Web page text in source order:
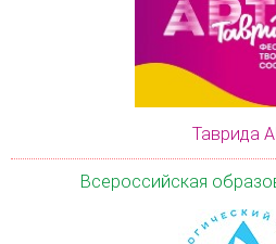
Таврида
Всероссийская